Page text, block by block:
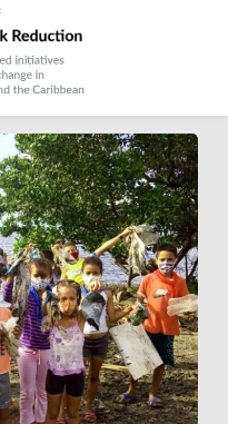
Reduction